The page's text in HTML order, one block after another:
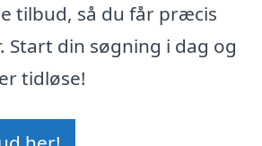
tilbud, så du får præcis
Start din søgning i dag og
tidløse!